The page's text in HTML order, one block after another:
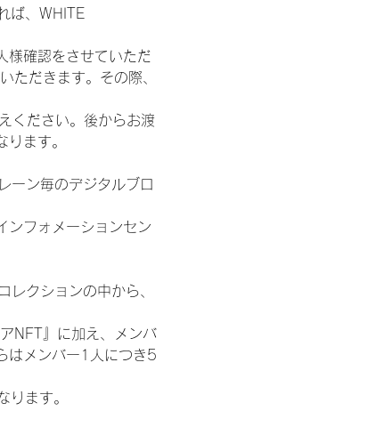
ば、WHITE
様確認をさせていただ
ただきます。その際、
ください。後からお渡
ます。
ーン毎のデジタルブロ
ンフォメーションセン
クションの中から、
NFT』に加え、メンバ
はメンバー1人につき5
ます。